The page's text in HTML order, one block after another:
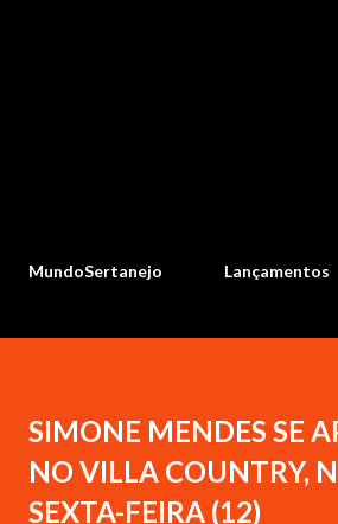
MundoSertanejo Lançamentos
SIMONE MENDES SE
NO VILLA COUNTRY,
SEXTA-FEIRA (12)